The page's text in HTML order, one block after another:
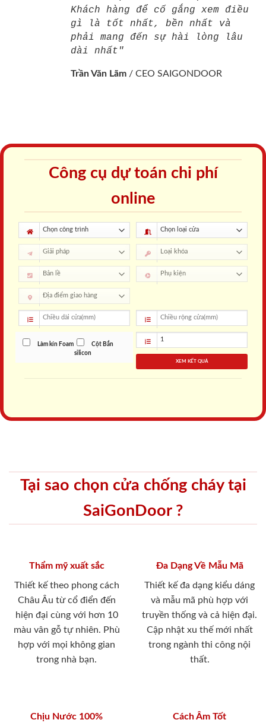
Khách hàng để cố gắng xem điều
gì là tốt nhất, bền nhất và
phải mang đến sự hài lòng lâu
dài nhất"
Trần Văn Lãm / CEO SAIGONDOOR
Công cụ dự toán chi phí
online
Làm kín Foam
Cột Bắn
silicon
XEM KẾT QUẢ
Tại sao chọn cửa chống cháy tại
SaiGonDoor ?
Thẩm mỹ xuất sắc
Thiết kế theo phong cách
Châu Âu từ cổ điển đến
hiện đại cùng với hơn 10
màu vân gỗ tự nhiên. Phù
hợp với mọi không gian
trong nhà bạn.
Đa Dạng Về Mẫu Mã
Thiết kế đa dạng kiểu dáng
và mẫu mã phù hợp với
truyền thống và cả hiện đại.
Cập nhật xu thế mới nhất
trong ngành thi công nội
thất.
Chịu Nước 100% Cách Âm Tốt